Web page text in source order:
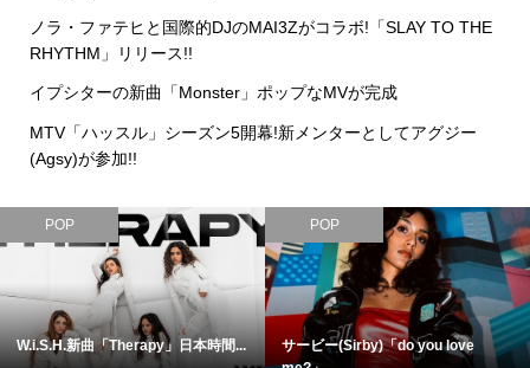
ノラ・ファテヒと国際的DJのMAI3Zがコラボ!「SLAY TO THE
RHYTHM」リリース!!
イプシターの新曲「Monster」ポップなMVが完成
MTV「ハッスル」シーズン5開幕!新メンターとしてアグジー
(Agsy)が参加!!
POP
W.i.S.H.新曲「Therapy」日本時間...
POP
サービー(Sirby)「do you love